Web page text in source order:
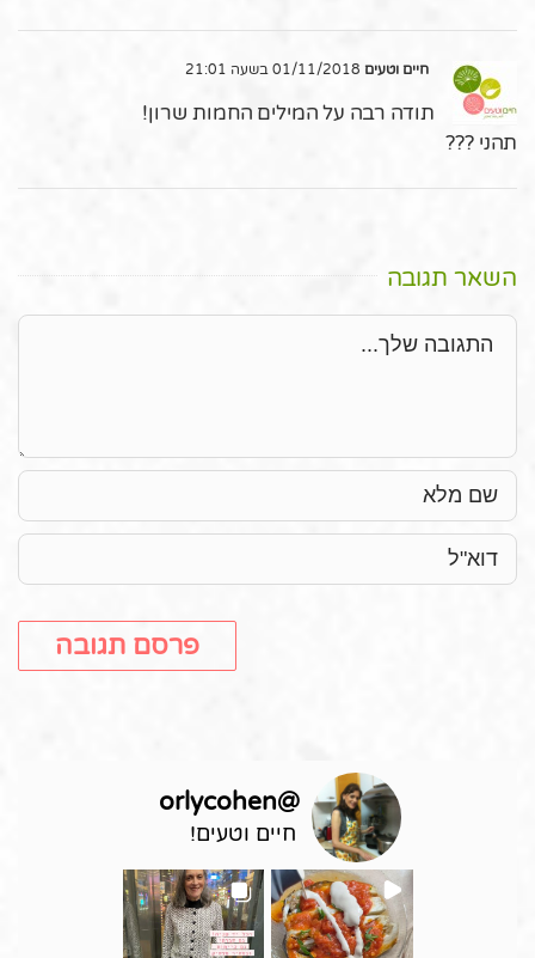
חיים וטעים
תודה רבה על המילים החמות שרון!
תהני ???
השאר תגובה
תגובה
@
orlycohen
חיים וטעים!